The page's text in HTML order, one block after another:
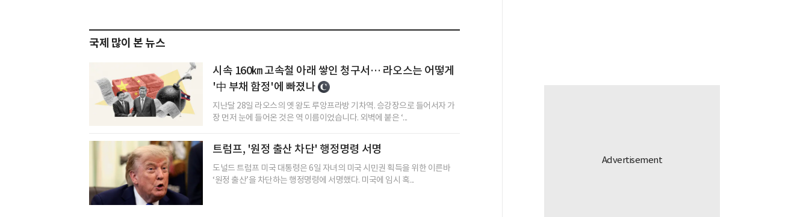
국제 많이 본 뉴스
시속 160㎞ 고속철 아래 쌓인 청구서… 라오스는 어떻게
'中 부채 함정'에 빠졌나
지난달 28일 라오스의 옛 왕도 루앙프라방 기차역. 승강장으로 들어서자 가
장 먼저 눈에 들어온 것은 역 이름이었습니다. 외벽에 붙은 ‘...
트럼프, '원정 출산 차단' 행정명령 서명
도널드 트럼프 미국 대통령은 6일 자녀의 미국 시민권 획득을 위한 이른바
‘원정 출산’을 차단하는 행정명령에 서명했다. 미국에 임시 혹...